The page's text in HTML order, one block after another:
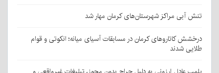
تنش آبی مراکز شهرستان‌های کرمان مهار شد
درخشش کاتاروهای کرمان در مسابقات آسیای میانه؛ انکوتی و قوام
طلایی شدند